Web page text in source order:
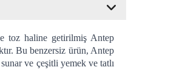
toz haline getirilmiş Antep
Bu benzersiz ürün, Antep
ve çeşitli yemek ve tatlı